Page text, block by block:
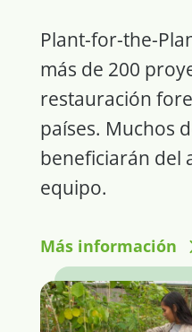
Plant-for-the-
más de 200
restauración
países. Muchos
beneficiarán del
equipo.
Más información